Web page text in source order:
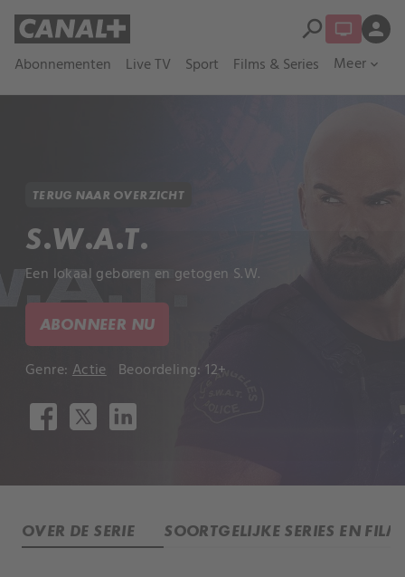
Abonnementen Live TV Sport Films & Series Meer expand_more
search person
TERUG NAAR OVERZICHT
S.W.A.T.
Een lokaal geboren en getogen S.W.
ABONNEER NU
Genre: Actie Beoordeling: 12+
OVER DE SERIE SOORTGELIJKE SERIES EN